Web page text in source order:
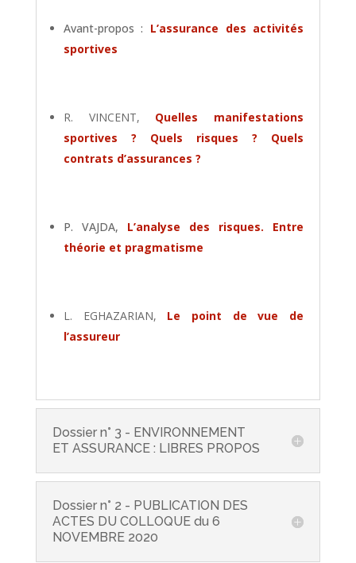
Avant-propos : L’assurance des activités
sportives
R. VINCENT, Quelles manifestations
sportives ? Quels risques ? Quels
contrats d’assurances ?
P. VAJDA, L’analyse des risques. Entre
théorie et pragmatisme
L. EGHAZARIAN, Le point de vue de
l’assureur
Dossier n° 3 - ENVIRONNEMENT
ET ASSURANCE : LIBRES PROPOS
Dossier n° 2 - PUBLICATION DES
ACTES DU COLLOQUE du 6
NOVEMBRE 2020